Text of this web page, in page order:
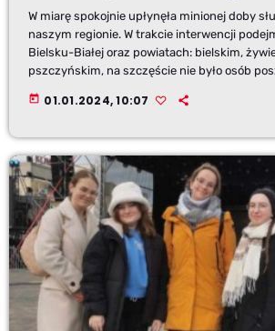
W miarę spokojnie upłynęła minionej doby
naszym regionie. W trakcie interwencji
Bielsku-Białej oraz powiatach: bielskim,
pszczyńskim, na szczęście nie było osób
today 01.01.2024, 10:07